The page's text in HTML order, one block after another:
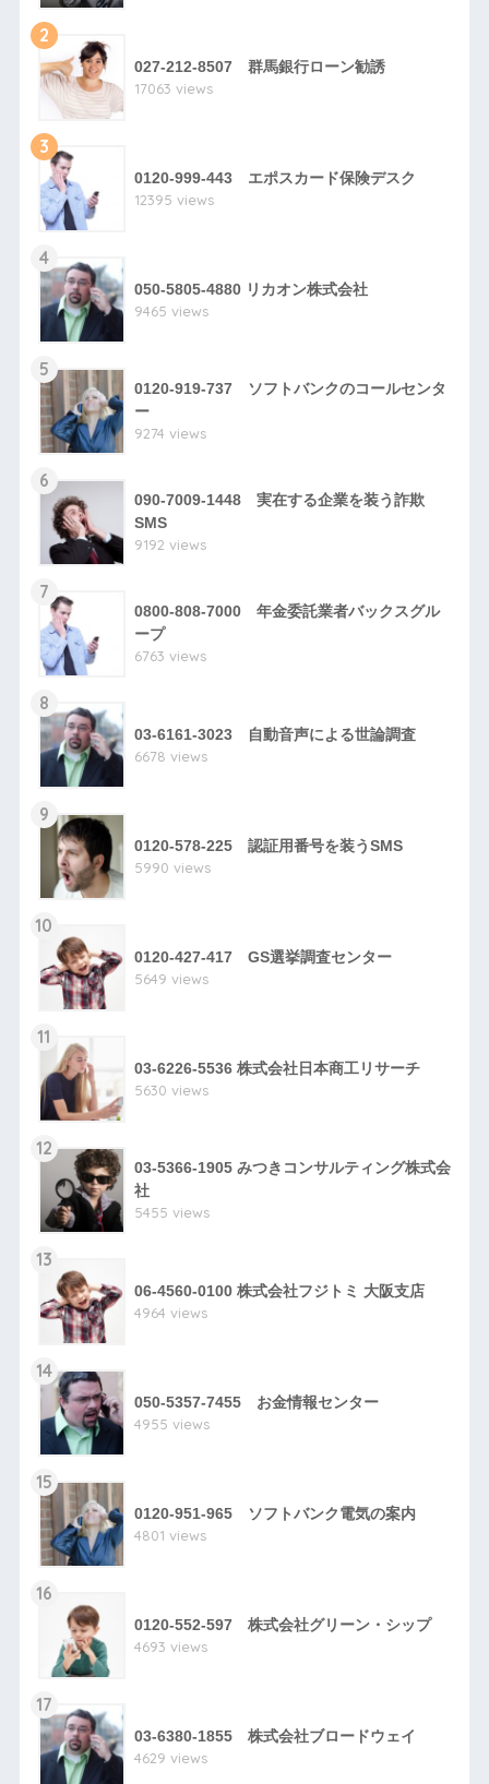
2
027-212-8507 群馬銀行ローン勧誘
17063 views
3
0120-999-443 エポスカード保険デスク
12395 views
4
050-5805-4880 リカオン株式会社
9465 views
5
0120-919-737 ソフトバンクのコールセンタ
ー
9274 views
6
090-7009-1448 実在する企業を装う詐欺
SMS
9192 views
7
0800-808-7000 年金委託業者バックスグル
ープ
6763 views
8
03-6161-3023 自動音声による世論調査
6678 views
9
0120-578-225 認証用番号を装うSMS
5990 views
10
0120-427-417 GS選挙調査センター
5649 views
11
03-6226-5536 株式会社日本商工リサーチ
5630 views
12
03-5366-1905 みつきコンサルティング株式会
社
5455 views
13
06-4560-0100 株式会社フジトミ 大阪支店
4964 views
14
050-5357-7455 お金情報センター
4955 views
15
0120-951-965 ソフトバンク電気の案内
4801 views
16
0120-552-597 株式会社グリーン・シップ
4693 views
17
03-6380-1855 株式会社ブロードウェイ
4629 views